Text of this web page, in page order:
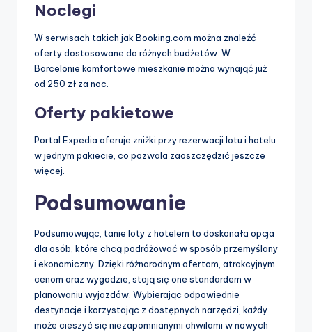
Noclegi
W serwisach takich jak Booking.com można znaleźć
oferty dostosowane do różnych budżetów. W
Barcelonie komfortowe mieszkanie można wynająć już
od 250 zł za noc.
Oferty pakietowe
Portal Expedia oferuje zniżki przy rezerwacji lotu i hotelu
w jednym pakiecie, co pozwala zaoszczędzić jeszcze
więcej.
Podsumowanie
Podsumowując, tanie loty z hotelem to doskonała opcja
dla osób, które chcą podróżować w sposób przemyślany
i ekonomiczny. Dzięki różnorodnym ofertom, atrakcyjnym
cenom oraz wygodzie, stają się one standardem w
planowaniu wyjazdów. Wybierając odpowiednie
destynacje i korzystając z dostępnych narzędzi, każdy
może cieszyć się niezapomnianymi chwilami w nowych